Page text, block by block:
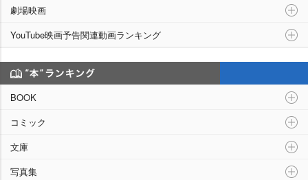
劇場映画
YouTube映画予告関連動画ランキング
BOOK
コミック
文庫
写真集